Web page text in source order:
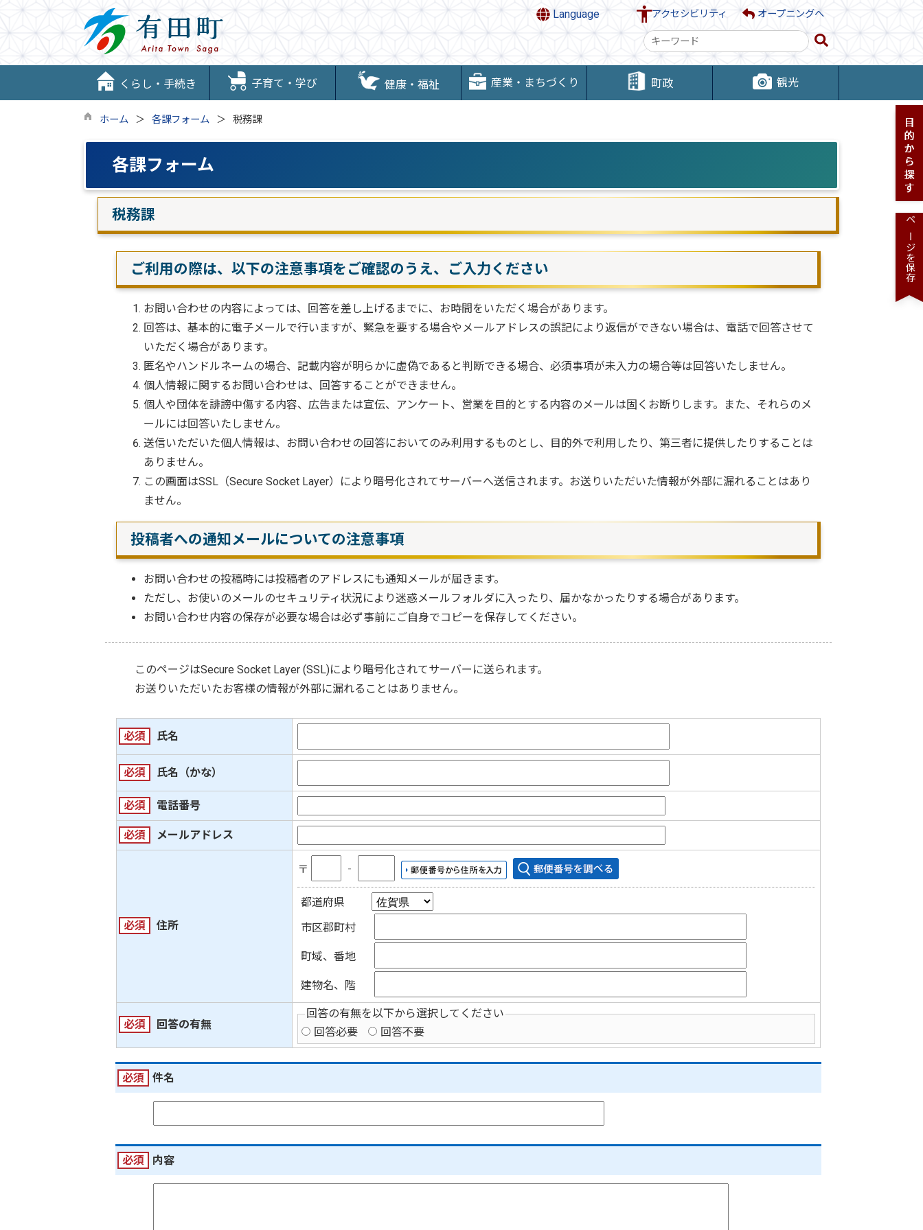
Language アクセシビリティ オープニングへ
検
索
キ
ー
ド
くらし・手続き 子育て・学び 健康・福祉 産業・まちづくり 町政 観光
ホーム 各課フォーム 税務課
各課フォーム
税務課
ご利用の際は、以下の注意事項をご確認のうえ、ご入力ください
お問い合わせの内容によっては、回答を差し上げるまでに、お時間をいただく場合があります。
回答は、基本的に電子メールで行いますが、緊急を要する場合やメールアドレスの誤記により返信ができない場合は、電話で回答させて
いただく場合があります。
匿名やハンドルネームの場合、記載内容が明らかに虚偽であると判断できる場合、必須事項が未入力の場合等は回答いたしません。
個人情報に関するお問い合わせは、回答することができません。
個人や団体を誹謗中傷する内容、広告または宣伝、アンケート、営業を目的とする内容のメールは固くお断りします。また、それらのメ
ールには回答いたしません。
送信いただいた個人情報は、お問い合わせの回答においてのみ利用するものとし、目的外で利用したり、第三者に提供したりすることは
ありません。
この画面はSSL（Secure Socket Layer）により暗号化されてサーバーへ送信されます。お送りいただいた情報が外部に漏れることはあり
ません。
投稿者への通知メールについての注意事項
お問い合わせの投稿時には投稿者のアドレスにも通知メールが届きます。
ただし、お使いのメールのセキュリティ状況により迷惑メールフォルダに入ったり、届かなかったりする場合があります。
お問い合わせ内容の保存が必要な場合は必ず事前にご自身でコピーを保存してください。
このページはSecure Socket Layer (SSL)により暗号化されてサーバーに送られます。
お送りいただいたお客様の情報が外部に漏れることはありません。
必須 氏名
必須 氏名（かな）
必須 電話番号
必須 メールアドレス
必須 住所
〒 ‐
都道府県
市区郡町村
町域、番地
建物名、階
必須 回答の有無
回答の有無を以下から選択してください
回答必要
回答不要
必須 件名
必須 内容
ページを保存